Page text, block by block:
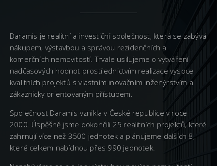
Daramis je realitní a investiční společnost, která se zabývá
nákupem, výstavbou a správou rezidenčních a
komerčních nemovitostí. Trvale usilujeme o vytváření
nadčasových hodnot prostřednictvím realizace vysoce
kvalitních projektů s vlastním inovačním inženýrstvím a
zákaznicky orientovaným přístupem.
Společnost Daramis vznikla v České republice v roce
2000. Úspěšně jsme dokončili 25 realitních projektů, které
zahrnují více než 3500 jednotek a plánujeme dalších 8,
které celkem nabídnou přes 990 jednotek.